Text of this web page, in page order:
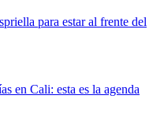
para estar al frente del
en Cali: esta es la agenda